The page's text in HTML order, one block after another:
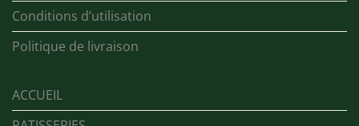
Conditions d’utilisation
Politique de livraison
ACCUEIL